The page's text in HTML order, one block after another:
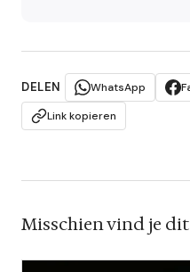
DELEN WhatsApp
Link kopieren
Misschien vind je